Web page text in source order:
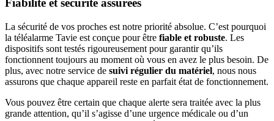
Fiabilité et sécurité assurées
La sécurité de vos proches est notre priorité absolue. C’est pourquoi
la téléalarme Tavie est conçue pour être fiable et robuste. Les
dispositifs sont testés rigoureusement pour garantir qu’ils
fonctionnent toujours au moment où vous en avez le plus besoin. De
plus, avec notre service de suivi régulier du matériel, nous nous
assurons que chaque appareil reste en parfait état de fonctionnement.
Vous pouvez être certain que chaque alerte sera traitée avec la plus
grande attention, qu’il s’agisse d’une urgence médicale ou d’un